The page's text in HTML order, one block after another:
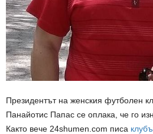
Президентът на женския футболен
Панайотис Папас се оплака, че го
Както вече 24shumen.com писа